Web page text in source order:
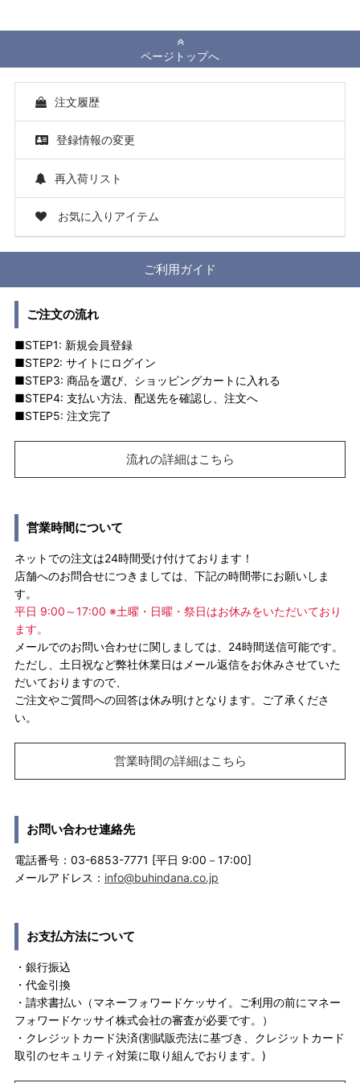
ページトップへ
注文履歴
登録情報の変更
再入荷リスト
お気に入りアイテム
ご利用ガイド
ご注文の流れ
■STEP1: 新規会員登録
■STEP2: サイトにログイン
■STEP3: 商品を選び、ショッピングカートに入れる
■STEP4: 支払い方法、配送先を確認し、注文へ
■STEP5: 注文完了
流れの詳細はこちら
営業時間について
ネットでの注文は24時間受け付けております！
店舗へのお問合せにつきましては、下記の時間帯にお願いしま
す。
平日 9:00～17:00 ※土曜・日曜・祭日はお休みをいただいており
ます。
メールでのお問い合わせに関しましては、24時間送信可能です。
ただし、土日祝など弊社休業日はメール返信をお休みさせていた
だいておりますので、
ご注文やご質問への回答は休み明けとなります。ご了承くださ
い。
営業時間の詳細はこちら
お問い合わせ連絡先
電話番号：03-6853-7771 [平日 9:00－17:00]
メールアドレス： info@buhindana.co.jp
お支払方法について
・銀行振込
・代金引換
・請求書払い（マネーフォワードケッサイ。ご利用の前にマネー
フォワードケッサイ株式会社の審査が必要です。）
・クレジットカード決済(割賦販売法に基づき、クレジットカード
取引のセキュリティ対策に取り組んでおります。)